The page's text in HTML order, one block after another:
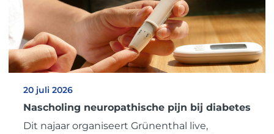
20 juli 2026
Nascholing neuropathische pijn bij diabetes
Dit najaar organiseert Grünenthal live,